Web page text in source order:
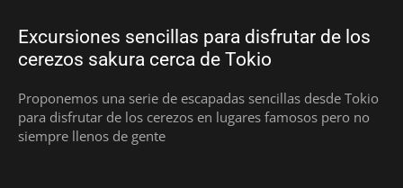
Excursiones sencillas para disfrutar de los
cerezos sakura cerca de Tokio
Proponemos una serie de escapadas sencillas desde Tokio
para disfrutar de los cerezos en lugares famosos pero no
siempre llenos de gente